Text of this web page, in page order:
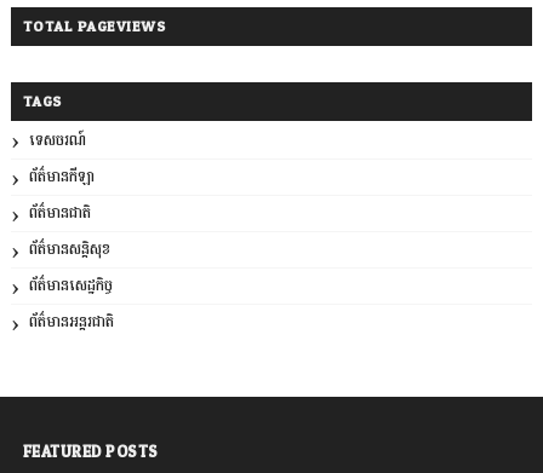
TOTAL PAGEVIEWS
TAGS
ទេសចរណ៍
ព័ត៌មានកីឡា
ព័ត៌មានជាតិ
ព័ត៌មានសន្តិសុខ
ព័ត៌មានសេដ្ឋកិច្ច
ព័ត៌មានអន្តរជាតិ
FEATURED POSTS